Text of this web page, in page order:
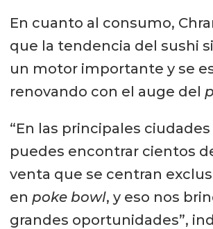
En cuanto al consumo,
que la tendencia del sushi
un motor importante y se
renovando con el auge del
“En las principales
puedes encontrar cientos
venta que se centran
en poke bowl, y eso nos
grandes oportunidades”,